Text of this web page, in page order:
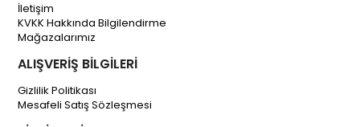
İletişim
KVKK Hakkında Bilgilendirme
Mağazalarımız
ALIŞVERİŞ BİLGİLERİ
Gizlilik Politikası
Mesafeli Satış Sözleşmesi